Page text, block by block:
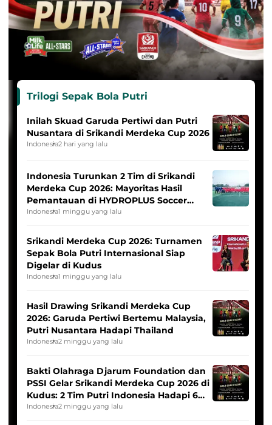
Trilogi Sepak Bola Putri
Inilah Skuad Garuda Pertiwi dan Putri
Nusantara di Srikandi Merdeka Cup 2026
Indonesia2 hari yang lalu
Indonesia Turunkan 2 Tim di Srikandi
Merdeka Cup 2026: Mayoritas Hasil
Pemantauan di HYDROPLUS Soccer
League
Indonesia1 minggu yang lalu
Srikandi Merdeka Cup 2026: Turnamen
Sepak Bola Putri Internasional Siap
Digelar di Kudus
Indonesia1 minggu yang lalu
Hasil Drawing Srikandi Merdeka Cup
2026: Garuda Pertiwi Bertemu Malaysia,
Putri Nusantara Hadapi Thailand
Indonesia2 minggu yang lalu
Bakti Olahraga Djarum Foundation dan
PSSI Gelar Srikandi Merdeka Cup 2026 di
Kudus: 2 Tim Putri Indonesia Hadapi 6
Tim Asia
Indonesia2 minggu yang lalu